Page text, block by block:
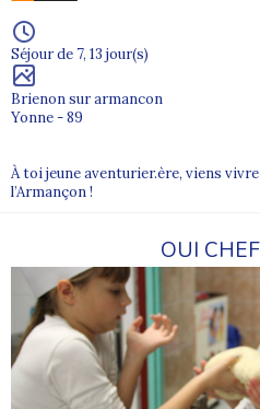
Séjour de 7, 13 jour(s)
Brienon sur armancon
Yonne - 89
À toi jeune aventurier.ère, viens
l’Armançon !
OUI